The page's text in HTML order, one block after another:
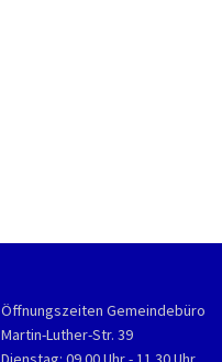
Öffnungszeiten Gemeindebüro
Martin-Luther-Str. 39